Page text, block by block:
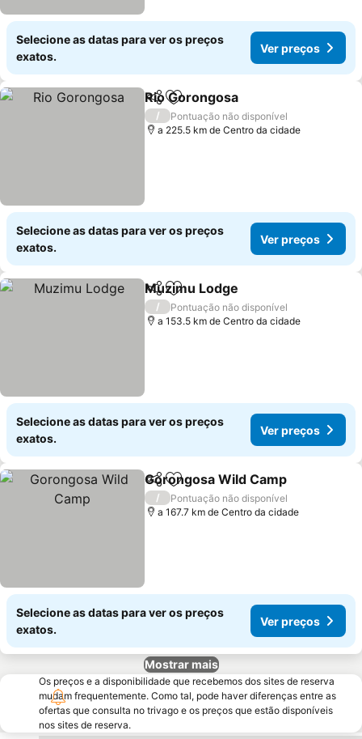
Selecione as datas para ver os preços
exatos.
Ver preços
PartilharAdicionar aos favoritos
Rio Gorongosa
/
Pontuação não disponível
a 225.5 km de Centro da cidade
Selecione as datas para ver os preços
exatos.
Ver preços
PartilharAdicionar aos favoritos
Muzimu Lodge
/
Pontuação não disponível
a 153.5 km de Centro da cidade
Selecione as datas para ver os preços
exatos.
Ver preços
PartilharAdicionar aos favoritos
Gorongosa Wild Camp
/
Pontuação não disponível
a 167.7 km de Centro da cidade
Selecione as datas para ver os preços
exatos.
Ver preços
Mostrar mais
Os preços e a disponibilidade que recebemos dos sites de reserva
mudam frequentemente. Como tal, pode haver diferenças entre as
ofertas que consulta no trivago e os preços que estão disponíveis
nos sites de reserva.